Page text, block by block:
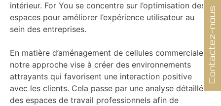
intérieur. For You se concentre sur l’optimisation des
espaces pour améliorer l’expérience utilisateur au
sein des entreprises.
En matière d’aménagement de cellules commerciales,
notre approche vise à créer des environnements
attrayants qui favorisent une interaction positive
avec les clients. Cela passe par une analyse détaillée
des espaces de travail professionnels afin de
Contactez-nous